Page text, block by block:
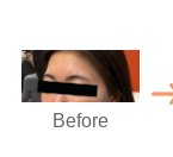
Before